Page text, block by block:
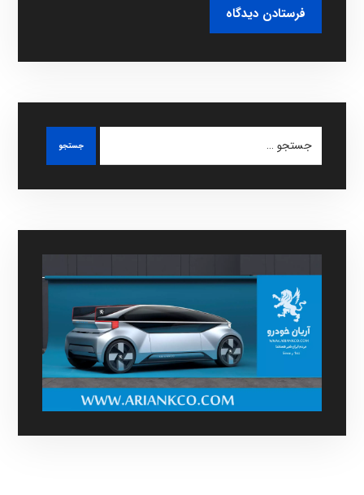
فرستادن دیدگاه
جستجو